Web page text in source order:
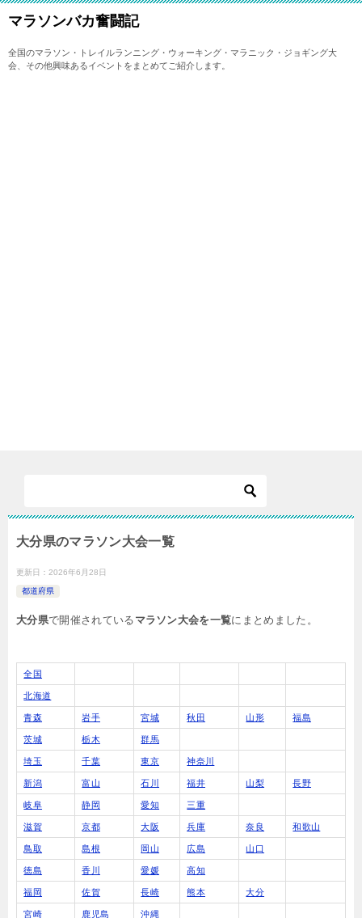
マラソンバカ奮闘記
全国のマラソン・トレイルランニング・ウォーキング・マラニック・ジョギング大
会、その他興味あるイベントをまとめてご紹介します。
大分県のマラソン大会一覧
更新日： 2026年6月28日
都道府県
大分県で開催されている マラソン大会を一覧にまとめました。
全国
北海道
青森 岩手 宮城 秋田 山形 福島
茨城 栃木 群馬
埼玉 千葉 東京 神奈川
新潟 富山 石川 福井 山梨 長野
岐阜 静岡 愛知 三重
滋賀 京都 大阪 兵庫 奈良 和歌山
鳥取 島根 岡山 広島 山口
徳島 香川 愛媛 高知
福岡 佐賀 長崎 熊本 大分
宮崎 鹿児島 沖縄